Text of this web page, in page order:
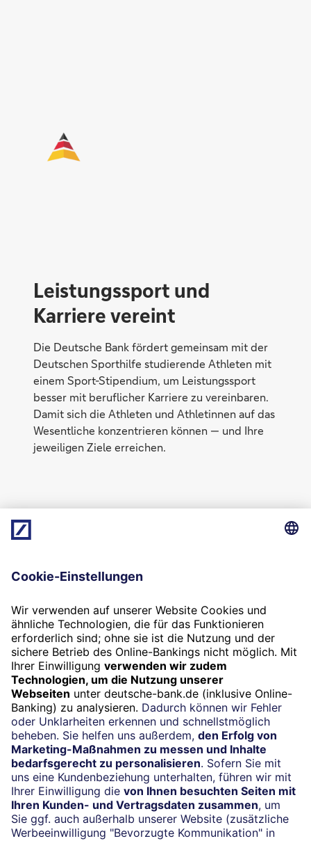
Leistungssport und
Karriere vereint
Die Deutsche Bank fördert gemeinsam mit der
Deutschen Sporthilfe studierende Athleten mit
einem Sport-Stipendium, um Leistungssport
besser mit beruflicher Karriere zu vereinbaren.
Damit sich die Athleten und Athletinnen auf das
Wesentliche konzentrieren können — und Ihre
jeweiligen Ziele erreichen.
24/7-Kundenservice
(069) 910-100 00
Termin
Beratung vereinbaren